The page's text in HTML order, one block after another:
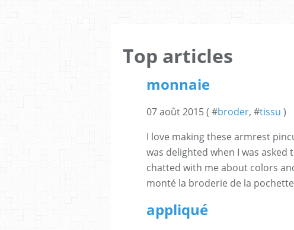
Top articles
monnaie
07 août 2015 ( #broder, #tissu )
I love making these armrest
was delighted when I was
chatted with me about colors
monté la broderie de la
appliqué